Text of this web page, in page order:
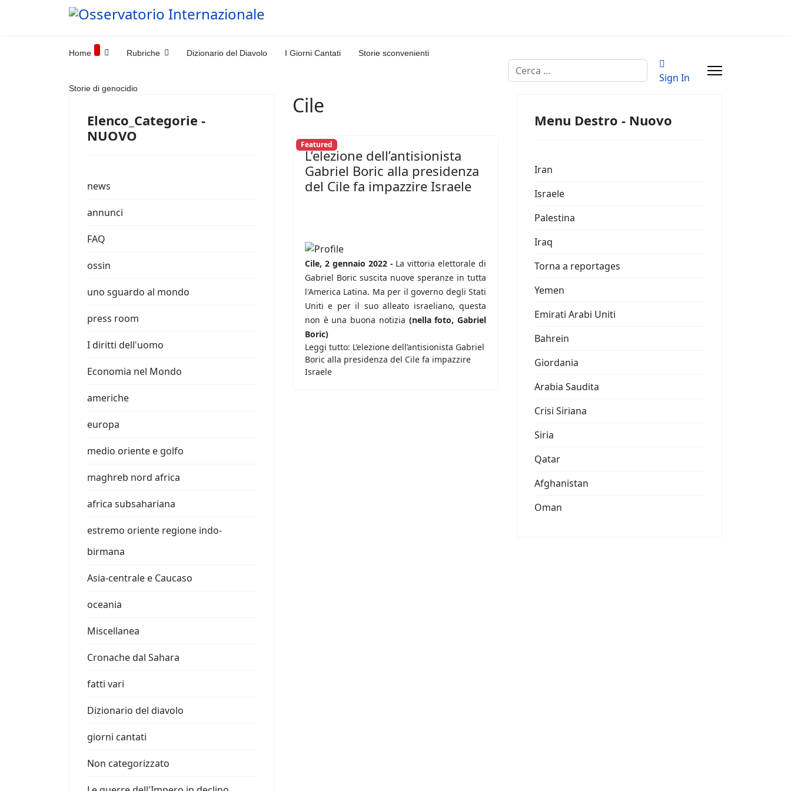
Home Rubriche Dizionario del Diavolo I Giorni Cantati Storie sconvenienti
Storie di genocidio
Cerca
Sign In
Elenco_Categorie -
NUOVO
news
annunci
FAQ
ossin
uno sguardo al mondo
press room
I diritti dell'uomo
Economia nel Mondo
americhe
europa
medio oriente e golfo
maghreb nord africa
africa subsahariana
estremo oriente regione indo-
birmana
Asia-centrale e Caucaso
oceania
Miscellanea
Cronache dal Sahara
fatti vari
Dizionario del diavolo
giorni cantati
Non categorizzato
Cile
Featured
L’elezione dell’antisionista
Gabriel Boric alla presidenza
del Cile fa impazzire Israele
Cile, 2 gennaio 2022 - La vittoria elettorale di
Gabriel Boric suscita nuove speranze in tutta
l'America Latina. Ma per il governo degli Stati
Uniti e per il suo alleato israeliano, questa
non è una buona notizia (nella foto, Gabriel
Boric)
Leggi tutto: L’elezione dell’antisionista Gabriel
Boric alla presidenza del Cile fa impazzire
Israele
Menu Destro - Nuovo
Iran
Israele
Palestina
Iraq
Torna a reportages
Yemen
Emirati Arabi Uniti
Bahrein
Giordania
Arabia Saudita
Crisi Siriana
Siria
Qatar
Afghanistan
Oman